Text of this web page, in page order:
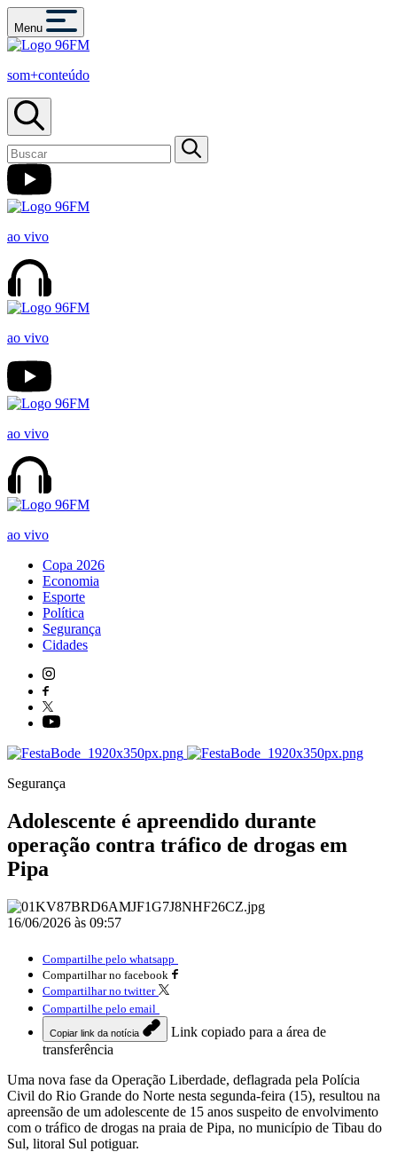
Menu
som+conteúdo
ao vivo
ao vivo
ao vivo
ao vivo
Copa 2026
Economia
Esporte
Política
Segurança
Cidades
Segurança
Adolescente é apreendido durante
operação contra tráfico de drogas em
Pipa
16/06/2026 às 09:57
Compartilhe pelo whatsapp
Compartilhar no facebook
Compartilhar no twitter
Compartilhe pelo email
Copiar link da notícia
Link copiado para a área de
transferência
Uma nova fase da Operação Liberdade, deflagrada pela Polícia
Civil do Rio Grande do Norte nesta segunda-feira (15), resultou na
apreensão de um adolescente de 15 anos suspeito de envolvimento
com o tráfico de drogas na praia de Pipa, no município de Tibau do
Sul, litoral Sul potiguar.